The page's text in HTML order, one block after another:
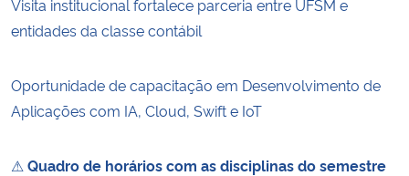
Visita institucional fortalece parceria entre UFSM e
entidades da classe contábil
Oportunidade de capacitação em Desenvolvimento de
Aplicações com IA, Cloud, Swift e IoT
⚠ Quadro de horários com as disciplinas do semestre